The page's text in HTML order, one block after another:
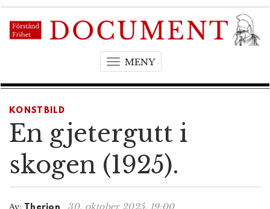
MENYT
g
a
KONSTBILD
En gjetergutt i
skogen (1925).
Av: 30. oktober 2025, 19:00